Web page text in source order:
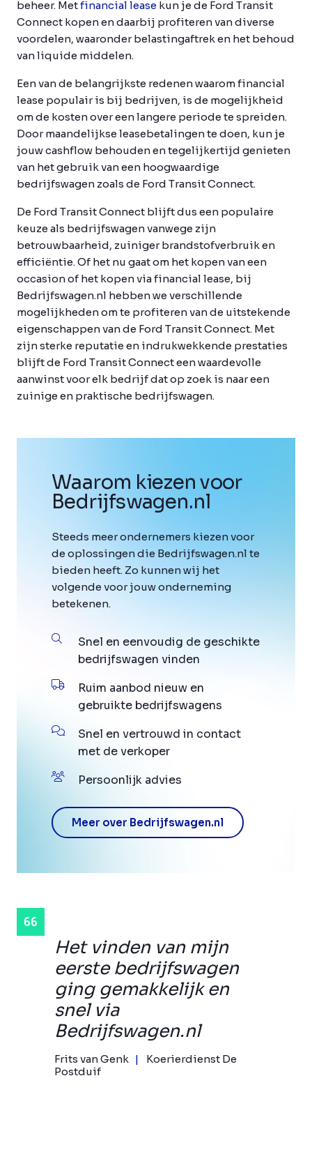
beheer. Metfinancial lease kun je de Ford Transit
Connect kopen en daarbij profiteren van diverse
voordelen, waaronder belastingaftrek en het behoud
van liquide middelen.
Een van de belangrijkste redenen waarom financial
lease populair is bij bedrijven, is de mogelijkheid
om de kosten over een langere periode te spreiden.
Door maandelijkse leasebetalingen te doen, kun je
jouw cashflow behouden en tegelijkertijd genieten
van het gebruik van een hoogwaardige
bedrijfswagen zoals de Ford Transit Connect.
De Ford Transit Connect blijft dus een populaire
keuze als bedrijfswagen vanwege zijn
betrouwbaarheid, zuiniger brandstofverbruik en
efficiëntie. Of het nu gaat om het kopen van een
occasion of het kopen via financial lease, bij
Bedrijfswagen.nl hebben we verschillende
mogelijkheden om te profiteren van de uitstekende
eigenschappen van de Ford Transit Connect. Met
zijn sterke reputatie en indrukwekkende prestaties
blijft de Ford Transit Connect een waardevolle
aanwinst voor elk bedrijf dat op zoek is naar een
zuinige en praktische bedrijfswagen.
Het vinden van mijn
eerste bedrijfswagen
ging gemakkelijk en
snel via
Bedrijfswagen.nl
Frits van Genk
Koerierdienst De
Postduif
Waarom kiezen voor
Bedrijfswagen.nl
Steeds meer ondernemers kiezen voor
de oplossingen die Bedrijfswagen.nl te
bieden heeft. Zo kunnen wij het
volgende voor jouw onderneming
betekenen.
Snel en eenvoudig de geschikte
bedrijfswagen vinden
Ruim aanbod nieuw en
gebruikte bedrijfswagens
Snel en vertrouwd in contact
met de verkoper
Persoonlijk advies
Meer over Bedrijfswagen.nl